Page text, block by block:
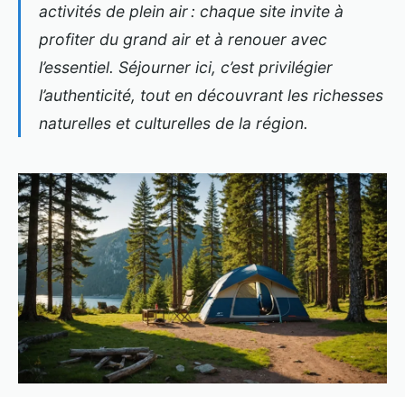
activités de plein air : chaque site invite à
profiter du grand air et à renouer avec
l’essentiel. Séjourner ici, c’est privilégier
l’authenticité, tout en découvrant les richesses
naturelles et culturelles de la région.